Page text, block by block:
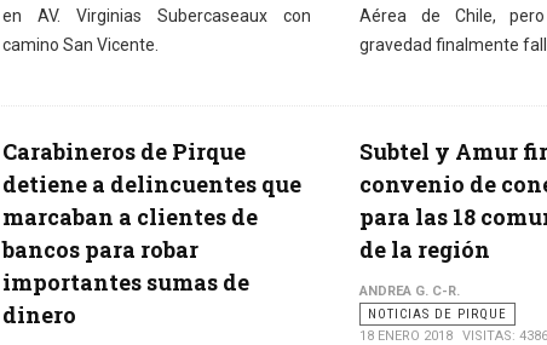
en AV. Virginias Subercaseaux con
camino San Vicente.
Aérea de Chile,
gravedad finalmente
Carabineros de Pirque
detiene a delincuentes que
marcaban a clientes de
bancos para robar
importantes sumas de
dinero
Subtel y Amur
convenio de
para las 18
de la región
ANDREA G. C-R.
NOTICIAS DE PIRQUE
18 ENERO 2018
VISITAS: 4386